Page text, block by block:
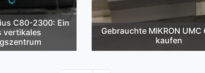
C80-2300: Ein
vertikales
Gebrauchte MIKRON UMC
kaufen